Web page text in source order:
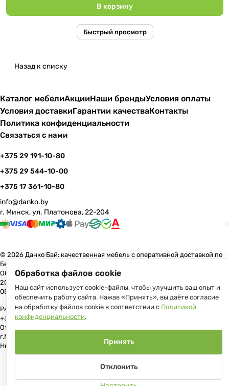
В корзину
Быстрый просмотр
Назад к списку
Каталог мебелиАкцииНаши брендыУсловия оплаты
Условия доставкиГарантии качестваКонтакты
Политика конфиденциальности
Связаться с нами
+375 29 191-10-80
+375 29 544-10-00
+375 17 361-10-80
info@danko.by
г. Минск, ул. Платонова, 22-204
© 2026 Данко Бай: качественная мебель с оперативной доставкой по
Беларуси
ООО «Гранд Парк», юр.адрес: 220005, Минск, ул. Платонова, 22, пом.
204 В торговом реестре с 17 июля 2013 г. Регистрация №191081534,
05.11.2008, Мингорисполком.
Рассмотрение обращений потребителей, телефон +375 (17) 361-10-80,
+375 (29) 191-10-80, +375 (29) 544-10-00, e-mail: info@danko.by
Отдел торговли и услуг Администрации Первомайского района
г.Минска: тел. +375(17)215-14-65, Начальник отдела: Жакович Юлия
Николаевна
Обработка файлов cookie
Наш сайт использует cookie-файлы, чтобы улучшить ваш опыт и
обеспечить работу сайта. Нажав «Принять», вы даёте согласие
на обработку файлов cookie в соответствии с Политикой
конфиденциальности.
Отклонить
Принять